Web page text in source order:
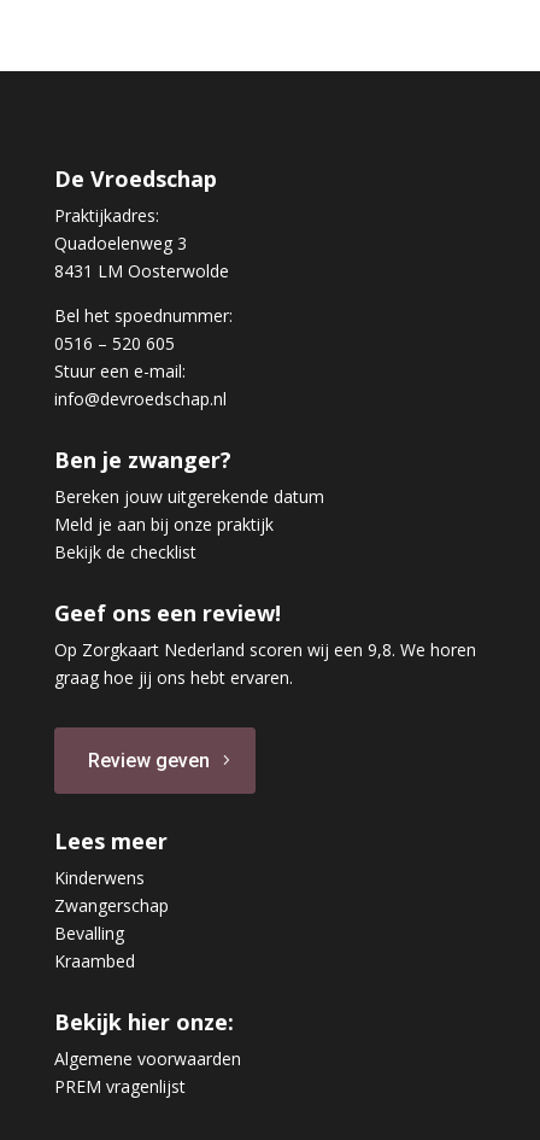
De Vroedschap
Praktijkadres:
Quadoelenweg 3
8431 LM Oosterwolde
Bel het spoednummer:
0516 – 520 605
Stuur een e-mail:
info@devroedschap.nl
Ben je zwanger?
Bereken jouw uitgerekende datum
Meld je aan bij onze praktijk
Bekijk de checklist
Geef ons een review!
Op Zorgkaart Nederland scoren wij een 9,8. We horen
graag hoe jij ons hebt ervaren.
Review geven
Lees meer
Kinderwens
Zwangerschap
Bevalling
Kraambed
Bekijk hier onze:
Algemene voorwaarden
PREM vragenlijst